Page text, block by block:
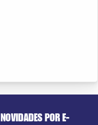
NOVIDADES POR E-